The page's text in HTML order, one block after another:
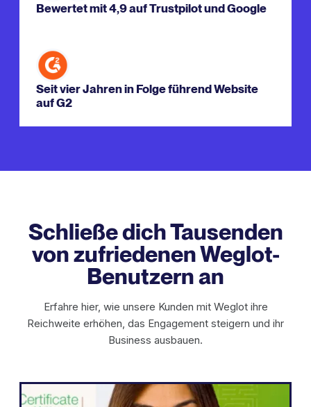
Bewertet mit 4,9 auf Trustpilot und Google
Seit vier Jahren in Folge führend Website
auf G2
Schließe dich Tausenden
von zufriedenen Weglot-
Benutzern an
Erfahre hier, wie unsere Kunden mit Weglot ihre
Reichweite erhöhen, das Engagement steigern und ihr
Business ausbauen.